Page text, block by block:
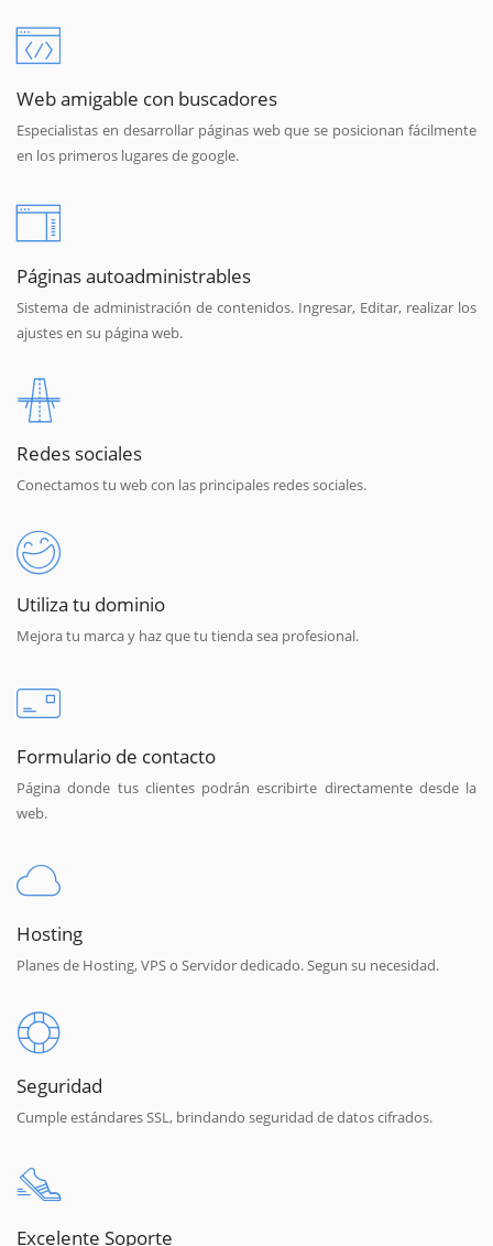
Web amigable con buscadores
Especialistas en desarrollar páginas web que se posicionan fácilmente
en los primeros lugares de google.
Páginas autoadministrables
Sistema de administración de contenidos. Ingresar, Editar, realizar los
ajustes en su página web.
Redes sociales
Conectamos tu web con las principales redes sociales.
Utiliza tu dominio
Mejora tu marca y haz que tu tienda sea profesional.
Formulario de contacto
Página donde tus clientes podrán escribirte directamente desde la
web.
Hosting
Planes de Hosting, VPS o Servidor dedicado. Segun su necesidad.
Seguridad
Cumple estándares SSL, brindando seguridad de datos cifrados.
Excelente Soporte